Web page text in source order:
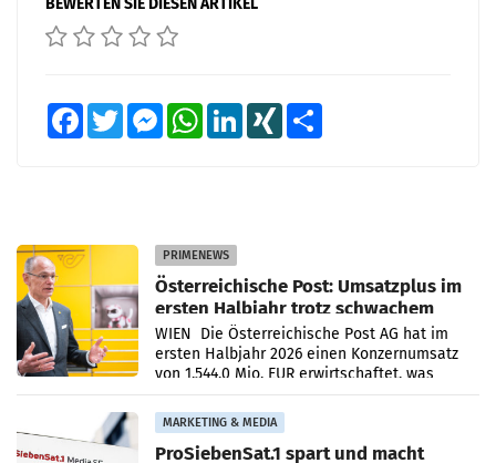
BEWERTEN SIE DIESEN ARTIKEL
FacebookTwitter MessengerWhatsAppLinkedInXING
PRIMENEWS
Österreichische Post: Umsatzplus im
ersten Halbjahr trotz schwachem
Briefgeschäft
WIEN Die Österreichische Post AG hat im
ersten Halbjahr 2026 einen Konzernumsatz
von 1.544,0 Mio. EUR erwirtschaftet, was
einem Plus von 3,8 Prozent gegenüber dem
Vergleichszeitraum
MARKETING & MEDIA
ProSiebenSat.1 spart und macht